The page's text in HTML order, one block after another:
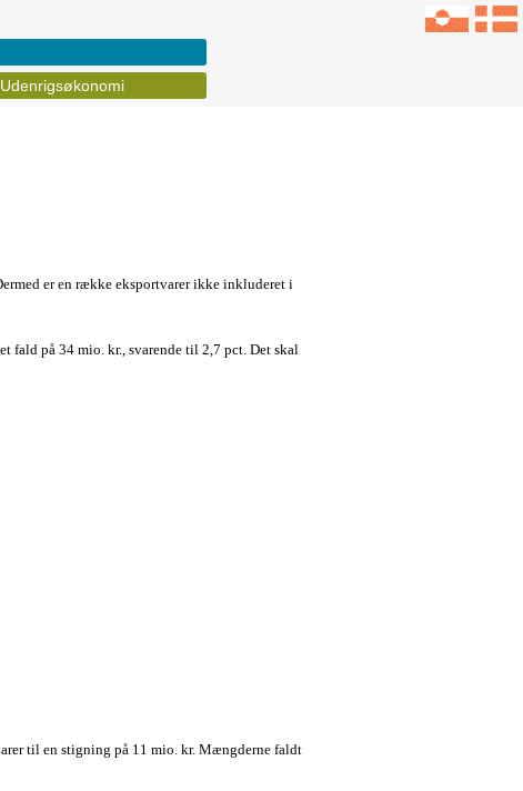
Udenrigsøkonomi